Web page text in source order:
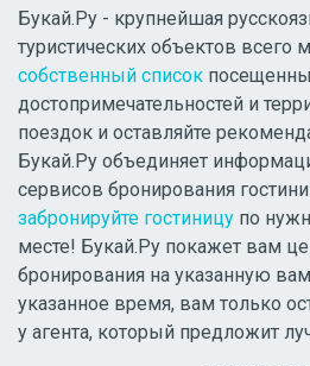
Букай.Ру - крупнейшая
туристических объектов всего
собственный список
достопримечательностей и
поездок и оставляйте
Букай.Ру объединяет
сервисов бронирования
забронируйте гостиницу по
месте! Букай.Ру покажет вам
бронирования на указанную
указанное время, вам только
у агента, который предложит